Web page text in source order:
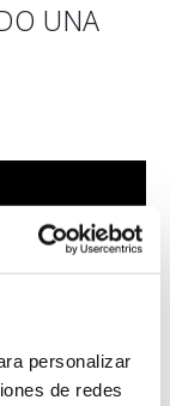
personalizar
de redes
UNA